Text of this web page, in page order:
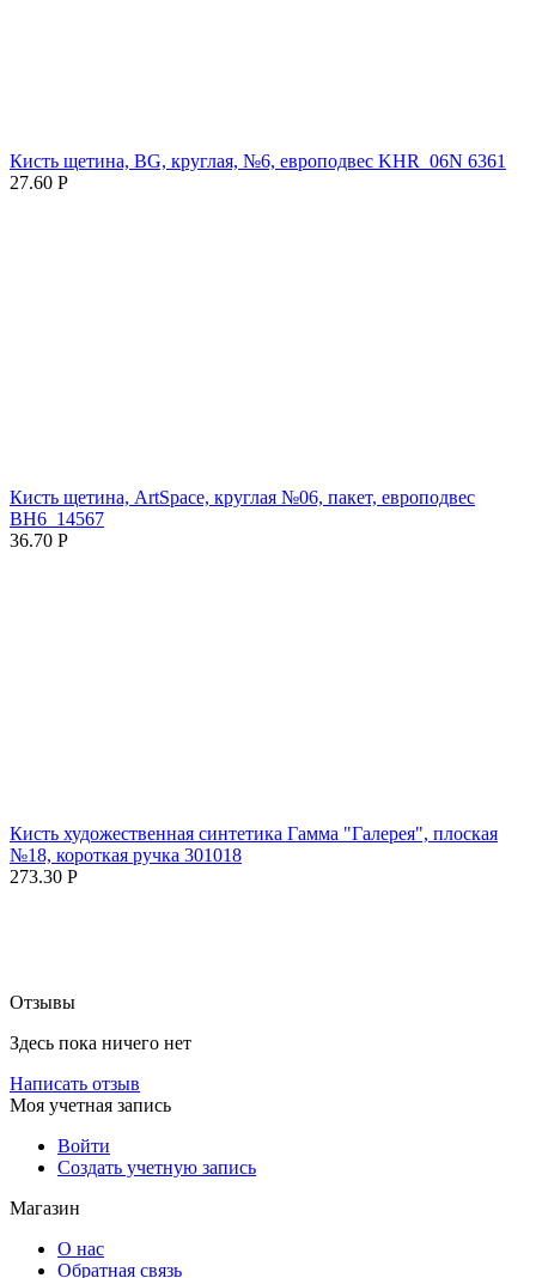
Кисть щетина, BG, круглая, №6, европодвес KHR_06N 6361
27.60 Р
Кисть щетина, ArtSpace, круглая №06, пакет, европодвес
BH6_14567
36.70 Р
Кисть художественная синтетика Гамма "Галерея", плоская
№18, короткая ручка 301018
273.30 Р
Отзывы
Здесь пока ничего нет
Написать отзыв
Моя учетная запись
Войти
Создать учетную запись
Магазин
О нас
Обратная связь